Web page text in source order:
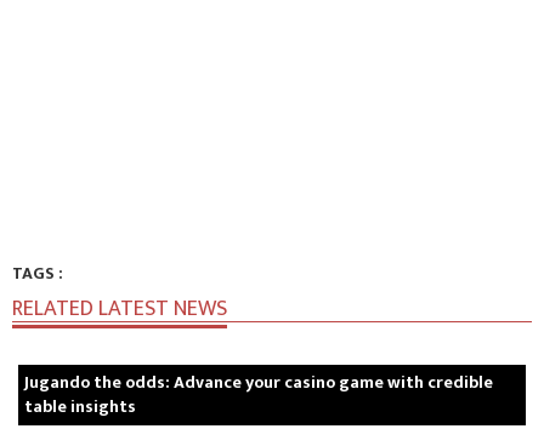
TAGS :
RELATED LATEST NEWS
Jugando the odds: Advance your casino game with credible
table insights